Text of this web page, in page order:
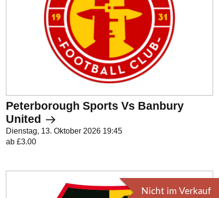
Peterborough Sports Vs Banbury
United
Dienstag, 13. Oktober 2026 19:45
ab £3.00
Nicht im Verkauf